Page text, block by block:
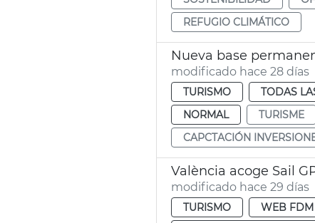
REFUGIO CLIMÁTICO
Nueva base
modificado hace 28 días
TURISMO TODAS
NORMAL
TURISME
CAPCTACIÓN
València acoge Sail
modificado hace 29 días
TURISMO WEB FDM